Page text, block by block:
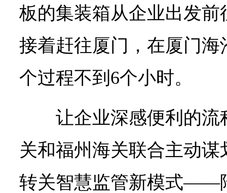
板的集装箱从企业出发
接着赶往厦门，在厦门
个过程不到6个小时。
让企业深感便利的
关和福州海关联合主动
转关智慧监管新模式——